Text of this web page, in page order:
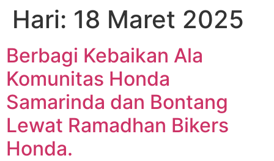
Hari: 18 Maret 2025
Berbagi Kebaikan Ala
Komunitas Honda
Samarinda dan Bontang
Lewat Ramadhan Bikers
Honda.